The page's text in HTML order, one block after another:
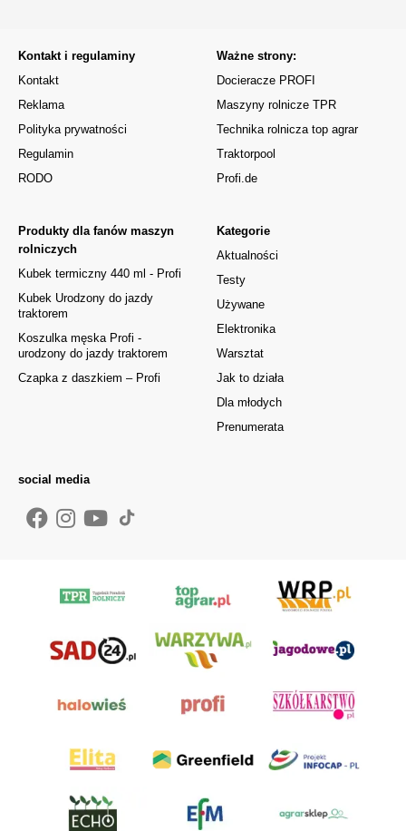
Kontakt i regulaminy
Kontakt
Reklama
Polityka prywatności
Regulamin
RODO
Kategorie
Aktualności
Testy
Używane
Elektronika
Warsztat
Jak to działa
Dla młodych
Prenumerata
Produkty dla fanów maszyn
rolniczych
Kubek termiczny 440 ml - Profi
Kubek Urodzony do jazdy
traktorem
Koszulka męska Profi -
urodzony do jazdy traktorem
Czapka z daszkiem – Profi
Ważne strony:
Docieracze PROFI
Maszyny rolnicze TPR
Technika rolnicza top agrar
Traktorpool
Profi.de
social media